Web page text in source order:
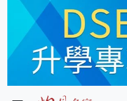
政局